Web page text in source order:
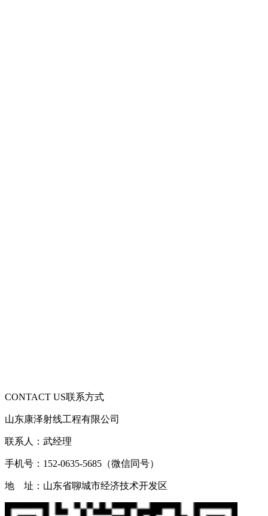
CONTACT US联系方式
山东康泽射线工程有限公司
联系人：武经理
手机号：152-0635-5685（微信同号）
地 址：山东省聊城市经济技术开发区